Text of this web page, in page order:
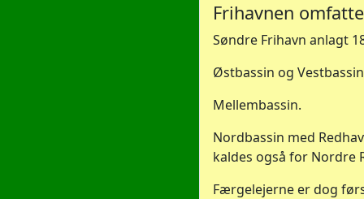
Frihavnen
Søndre Frihavn anlagt
Østbassin og
Mellembassin.
Nordbassin med
kaldes også for Nordre
Færgelejerne er dog